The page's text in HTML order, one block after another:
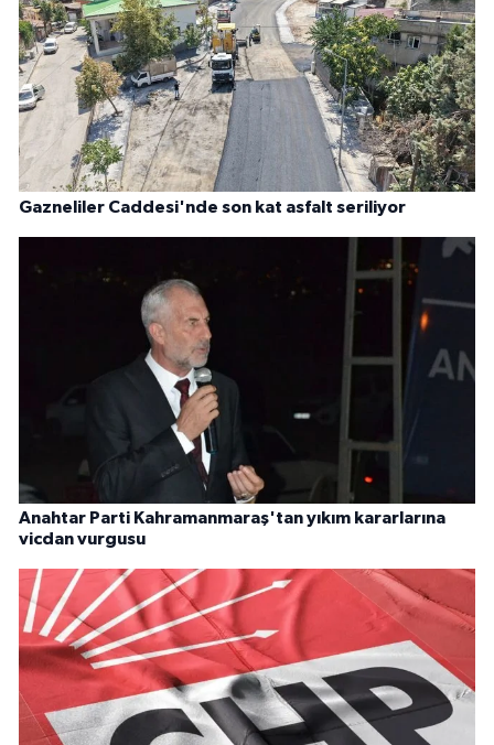
Gazneliler Caddesi'nde son kat asfalt seriliyor
Anahtar Parti Kahramanmaraş'tan yıkım kararlarına
vicdan vurgusu